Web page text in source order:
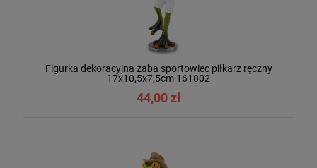
Figurka dekoracyjna żaba sportowiec piłkarz ręczny
17x10,5x7,5cm 161802
44,00 zł